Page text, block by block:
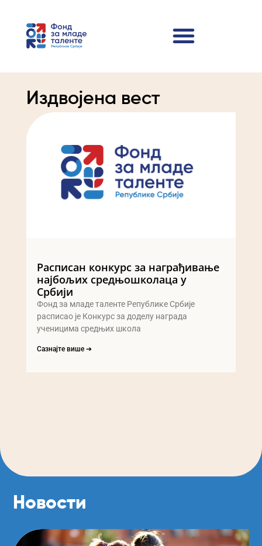
Издвојена вест
Расписан конкурс за награђивање
најбољих средњошколаца у
Србији
Фонд за младе таленте Републике Србије
расписао је Конкурс за доделу награда
ученицима средњих школа
Сазнајте више ➔
Новости